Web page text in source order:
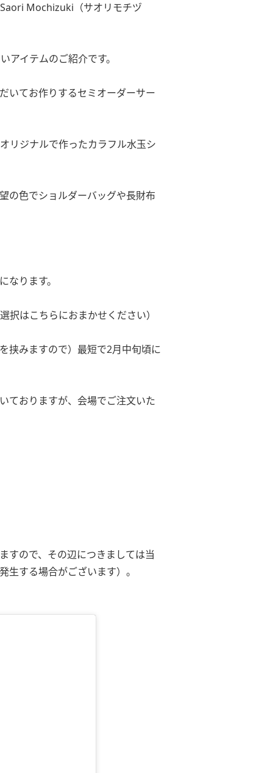
Mochizuki（サオリモチヅ
イテムのご紹介です。
いてお作りするセミオーダーサー
リジナルで作ったカラフル水玉シ
の色でショルダーバッグや長財布
ります。
はこちらにおまかせください）
挟みますので）最短で2月中旬頃に
ておりますが、会場でご注文いた
すので、その辺につきましては当
生する場合がございます）。